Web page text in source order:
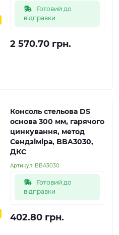
Готовий до
відправки
2 570.70 грн.
Консоль стельова DS
основа 300 мм, гарячого
цинкування, метод
Сендзіміра, BBA3030,
ДКС
Артикул: BBA3030
Готовий до
відправки
402.80 грн.